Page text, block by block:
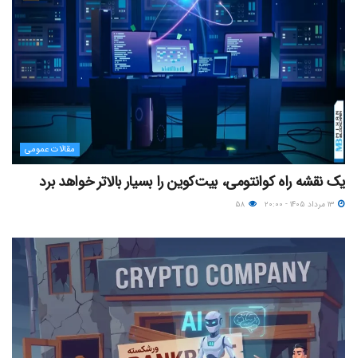
مقالات عمومی
یک نقشه راه کوانتومی، بیت‌کوین را بسیار بالاتر خواهد برد